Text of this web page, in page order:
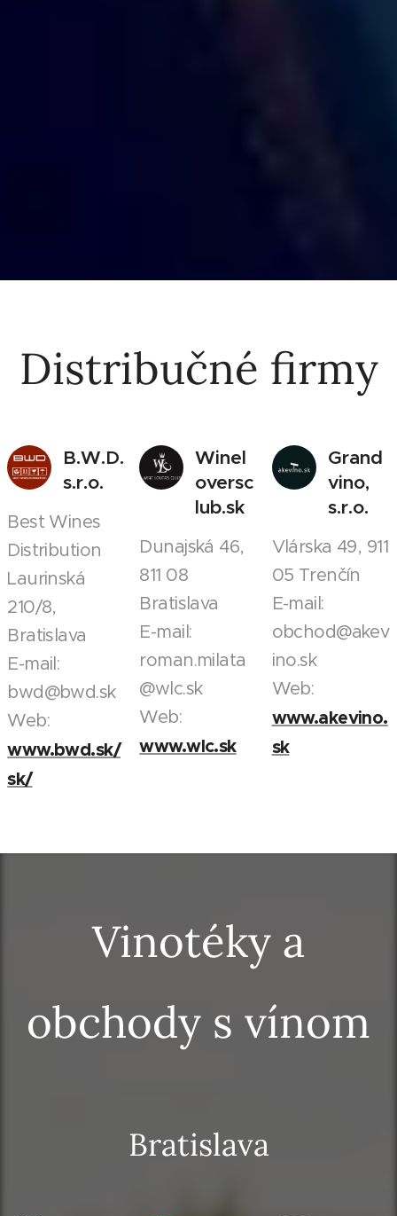
Distribučné firmy
B.W.D.
s.r.o.
Best Wines
Distribution
Laurinská
210/8,
Bratislava
E-mail:
bwd@bwd.sk
Web:
www.bwd.sk/
sk/
Winel
oversc
lub.sk
Dunajská 46,
811 08
Bratislava
E-mail:
roman.milata
@wlc.sk
Web:
www.wlc.sk
Grand
vino,
s.r.o.
Vlárska 49, 911
05 Trenčín
E-mail:
obchod@akev
ino.sk
Web:
www.akevino.
sk
Vinotéky a
obchody s vínom
Bratislava